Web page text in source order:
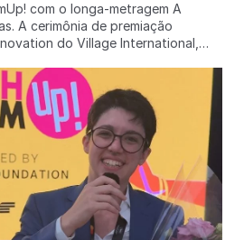
com o longa-metragem A
A cerimônia de premiação
do Village International,
oferecido pela Fundação
é um programa de residência e
voltado a recém-formados em
pelo HFF München em
Film Residency da Tatino Films e
of Future Storytellers e
por um júri internacional,
destacado pelo potencial de
bem como pela força de
além de fronteiras. Ao agradecer o